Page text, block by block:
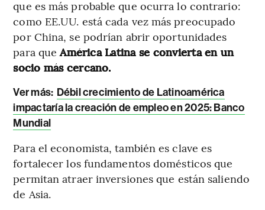
que es más probable que ocurra lo contrario:
como EE.UU. está cada vez más preocupado
por China, se podrían abrir oportunidades
para queAmérica Latina se convierta en un
socio más cercano.
Ver más: Débil crecimiento de Latinoamérica
impactaría la creación de empleo en 2025: Banco
Mundial
Para el economista, también es clave es
fortalecer los fundamentos domésticos que
permitan atraer inversiones que están saliendo
de Asia.